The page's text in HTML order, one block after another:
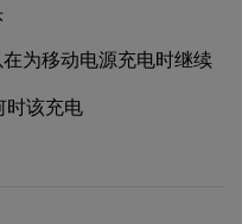
为移动电源充电时继续
时该充电